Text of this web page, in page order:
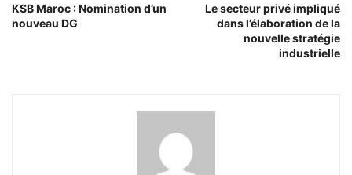
KSB Maroc : Nomination d’un
nouveau DG
Le secteur privé impliqué
dans l’élaboration de la
nouvelle stratégie
industrielle